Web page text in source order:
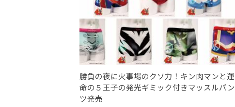
勝負の夜に火事場のクソ力！キン肉マンと運
命の５王子の発光ギミック付きマッスルパン
ツ発売